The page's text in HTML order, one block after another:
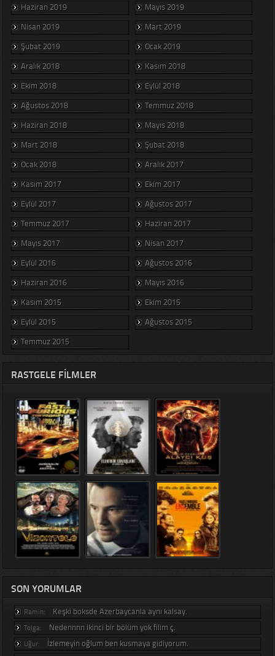
Haziran 2019
Mayıs 2019
Nisan 2019
Mart 2019
Şubat 2019
Ocak 2019
Aralık 2018
Kasım 2018
Ekim 2018
Eylül 2018
Ağustos 2018
Temmuz 2018
Haziran 2018
Mayıs 2018
Mart 2018
Şubat 2018
Ocak 2018
Aralık 2017
Kasım 2017
Ekim 2017
Eylül 2017
Ağustos 2017
Temmuz 2017
Haziran 2017
Mayıs 2017
Nisan 2017
Eylül 2016
Ağustos 2016
Haziran 2016
Mayıs 2016
Kasım 2015
Ekim 2015
Eylül 2015
Ağustos 2015
Temmuz 2015
RASTGELE FILMLER
SON YORUMLAR
Ramin: Keşki boksde Azerbaycanla aynı kalsay.
Tolga: Nedennnn ikinci bir bölüm yok filim ç.
Uğur: İzlemeyin oğlum ben kusmaya gidiyorum.